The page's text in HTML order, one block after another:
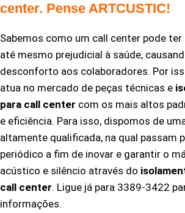
center. Pense ARTCUSTIC!
Sabemos como um call center pode ter
até mesmo prejudicial à saúde,
desconforto aos colaboradores. Por
atua no mercado de peças técnicas e
para call center com os mais altos
e eficiência. Para isso, dispomos de
altamente qualificada, na qual passam
periódico a fim de inovar e garantir o
acústico e silêncio através do
call center. Ligue já para 3389-3422
informações.